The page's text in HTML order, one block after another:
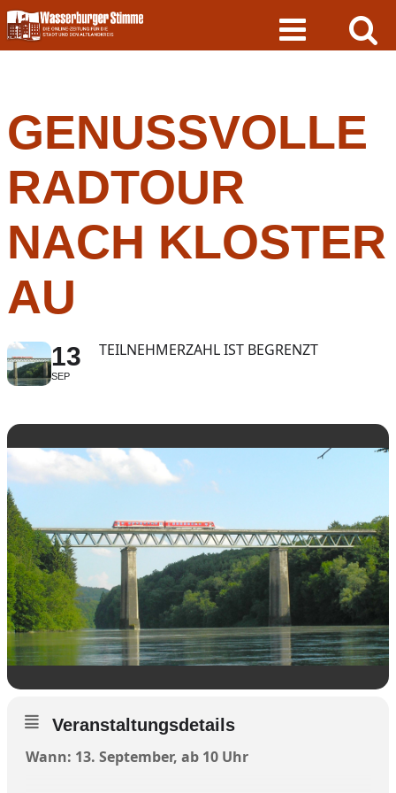
Skip
to
content
GENUSSVOLLE
RADTOUR
NACH KLOSTER
AU
13
SEP
TEILNEHMERZAHL IST BEGRENZT
Veranstaltungsdetails
Wann: 13. September, ab 10 Uhr